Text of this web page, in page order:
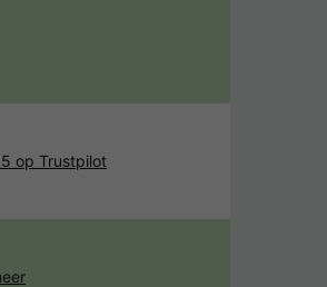
op Trustpilot